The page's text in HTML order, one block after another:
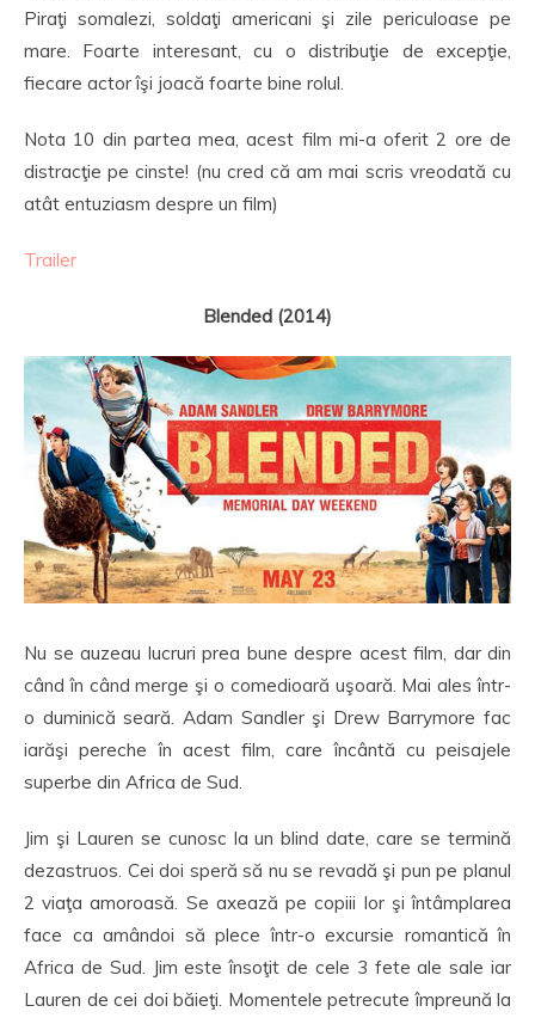
Piraţi somalezi, soldaţi americani şi zile periculoase pe
mare. Foarte interesant, cu o distribuţie de excepţie,
fiecare actor îşi joacă foarte bine rolul.
Nota 10 din partea mea, acest film mi-a oferit 2 ore de
distracţie pe cinste! (nu cred că am mai scris vreodată cu
atât entuziasm despre un film)
Trailer
Blended (2014)
Nu se auzeau lucruri prea bune despre acest film, dar din
când în când merge şi o comedioară uşoară. Mai ales într-
o duminică seară. Adam Sandler şi Drew Barrymore fac
iarăşi pereche în acest film, care încântă cu peisajele
superbe din Africa de Sud.
Jim şi Lauren se cunosc la un blind date, care se termină
dezastruos. Cei doi speră să nu se revadă şi pun pe planul
2 viaţa amoroasă. Se axează pe copiii lor şi întâmplarea
face ca amândoi să plece într-o excursie romantică în
Africa de Sud. Jim este însoţit de cele 3 fete ale sale iar
Lauren de cei doi băieţi. Momentele petrecute împreună la